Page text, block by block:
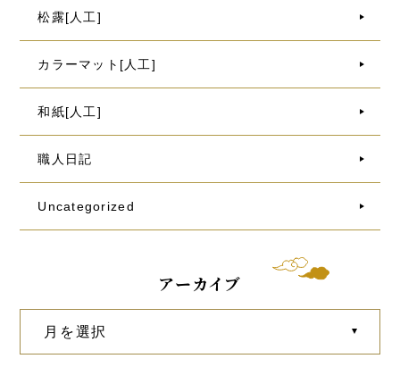
松露[人工]
カラーマット[人工]
和紙[人工]
職人日記
Uncategorized
アーカイブ